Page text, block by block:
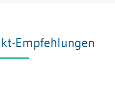
Empfehlungen